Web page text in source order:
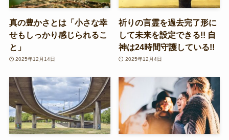
真の豊かさとは「小さな幸
せもしっかり感じられるこ
と」
2025年12月14日
祈りの言霊を過去完了形に
して未来を設定できる!! 自
神は24時間守護している!!
2025年12月4日